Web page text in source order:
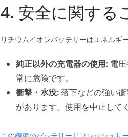
4. 安全に関する
リチウムイオンバッテリーはエネルギ
純正以外の充電器の使用: 電
常に危険です。
衝撃・水没:落下などの強い
があります。使用を中止して